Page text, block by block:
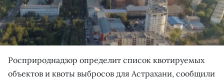
Росприроднадзор определит список квотируемых
объектов и квоты выбросов для Астрахани, сообщили